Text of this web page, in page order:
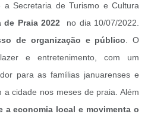
Secretaria de Turismo e Cultura
de Praia 2022 no dia 10/07/2022.
de organização e público . O
e entretenimento, com um
para as famílias januarenses e
a cidade nos meses de praia. Além
a economia local e movimenta o